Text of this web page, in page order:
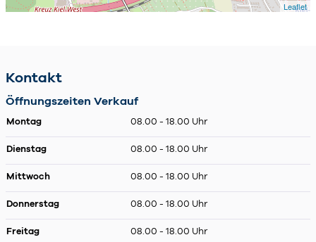
Leaflet
Kontakt
Öffnungszeiten Verkauf
Montag 08.00 - 18.00 Uhr
Dienstag 08.00 - 18.00 Uhr
Mittwoch 08.00 - 18.00 Uhr
Donnerstag 08.00 - 18.00 Uhr
Freitag 08.00 - 18.00 Uhr